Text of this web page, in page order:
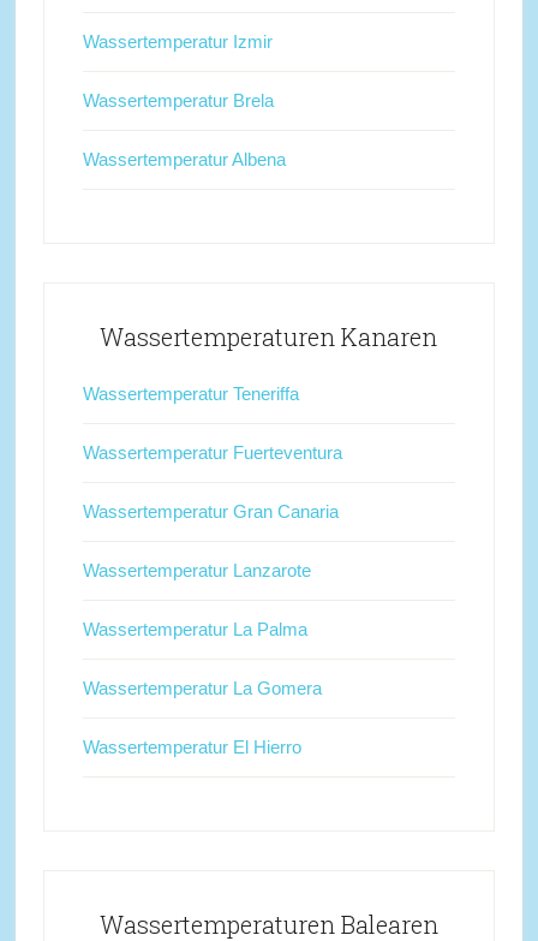
Wassertemperatur Izmir
Wassertemperatur Brela
Wassertemperatur Albena
Wassertemperaturen Kanaren
Wassertemperatur Teneriffa
Wassertemperatur Fuerteventura
Wassertemperatur Gran Canaria
Wassertemperatur Lanzarote
Wassertemperatur La Palma
Wassertemperatur La Gomera
Wassertemperatur El Hierro
Wassertemperaturen Balearen